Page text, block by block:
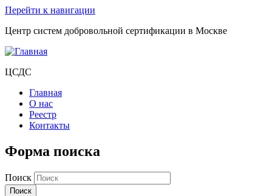
Перейти к навигации
Центр систем добровольной сертификации в Москве
ЦСДС
Главная
О нас
Реестр
Контакты
Форма поиска
Поиск